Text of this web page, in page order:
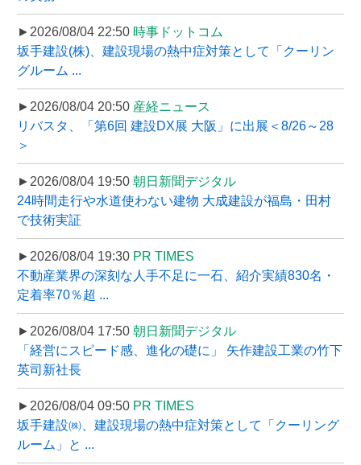
►2026/08/04 22:50 時事ドットコム
坂手建設(株)、建設現場の熱中症対策として「クーリン
グルーム ...
►2026/08/04 20:50 産経ニュース
リバスタ、「第6回 建設DX展 大阪」に出展＜8/26～28
＞
►2026/08/04 19:50 朝日新聞デジタル
24時間走行や水道使わない建物 大成建設が福島・田村
で技術実証
►2026/08/04 19:30 PR TIMES
不動産業界の深刻な人手不足に一石、紹介実績830名・
定着率70％超 ...
►2026/08/04 17:50 朝日新聞デジタル
「経営にスピード感、進化の礎に」 矢作建設工業の竹下
英司新社長
►2026/08/04 09:50 PR TIMES
坂手建設㈱、建設現場の熱中症対策として「クーリング
ルーム」と ...